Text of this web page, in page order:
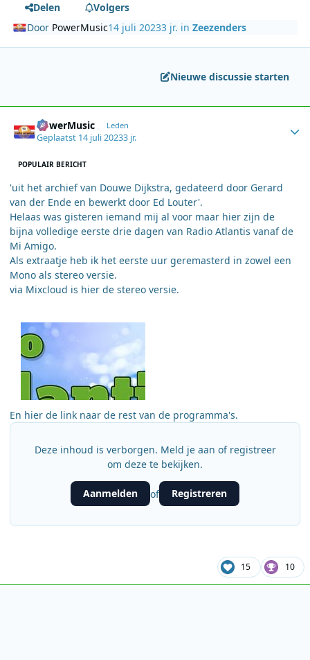
Delen
Volgers
Door PowerMusic14 juli 20233 jr. inZeezenders
Nieuwe discussie starten
PowerMusic Leden
Geplaatst 14 juli 20233 jr.
POPULAIR BERICHT
'uit het archief van Douwe Dijkstra, gedateerd door Gerard
van der Ende en bewerkt door Ed Louter'.
Helaas was gisteren iemand mij al voor maar hier zijn de
bijna volledige eerste drie dagen van Radio Atlantis vanaf de
Mi Amigo.
Als extraatje heb ik het eerste uur geremasterd in zowel een
Mono als stereo versie.
via Mixcloud is hier de stereo versie.
En hier de link naar de rest van de programma's.
Deze inhoud is verborgen. Meld je aan of registreer
om deze te bekijken.
Aanmelden of Registreren
15 10